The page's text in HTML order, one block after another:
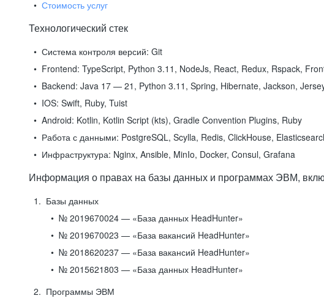
Стоимость услуг
Технологический стек
Система контроля версий: Git
Frontend: TypeScript, Python 3.11, NodeJs, React, Redux, Rspack,
Backend: Java 17 — 21, Python 3.11, Spring, Hibernate, Jackson,
IOS: Swift, Ruby, Tuist
Android: Kotlin, Kotlin Script (kts), Gradle Convention Plugins, Ruby
Работа с данными: PostgreSQL, Scylla, Redis, ClickHouse,
Инфраструктура: Nginx, Ansible, MinIo, Docker, Consul, Grafana
Информация о правах на базы данных и программах ЭВМ,
Базы данных
№ 2019670024 — «База данных HeadHunter»
№ 2019670023 — «База вакансий HeadHunter»
№ 2018620237 — «База вакансий HeadHunter»
№ 2015621803 — «База данных HeadHunter»
Программы ЭВМ